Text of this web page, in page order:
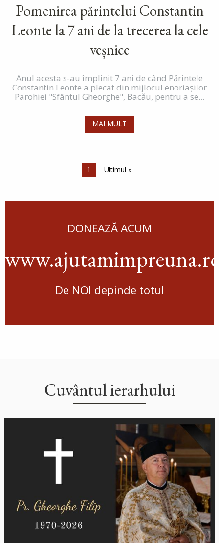
Pomenirea părintelui Constantin
Leonte la 7 ani de la trecerea la cele
veșnice
Anul acesta s-au împlinit 7 ani de când Părintele
Constantin Leonte a plecat din mijlocul enoriașilor
Parohiei "Sfântul Gheorghe", Bacău, pentru a se...
MAI MULT
Pagina curentă
1 Ultima pagină
Ultimul »
DONEAZĂ ACUM
De NOI depinde totul
Cuvântul ierarhului